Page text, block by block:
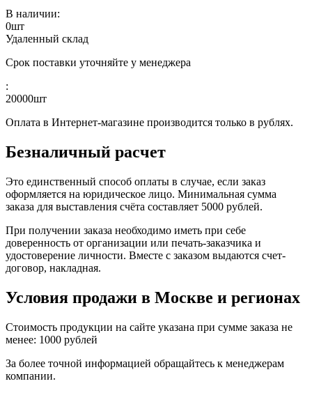
В наличии:
0шт
Удаленный склад
Срок поставки уточняйте у менеджера
:
20000шт
Оплата в Интернет-магазине производится только в рублях.
Безналичный расчет
Это единственный способ оплаты в случае, если заказ
оформляется на юридическое лицо. Минимальная сумма
заказа для выставления счёта составляет 5000 рублей.
При получении заказа необходимо иметь при себе
доверенность от организации или печать-заказчика и
удостоверение личности. Вместе с заказом выдаются счет-
договор, накладная.
Условия продажи в Москве и регионах
Стоимость продукции на сайте указана при сумме заказа не
менее: 1000 рублей
За более точной информацией обращайтесь к менеджерам
компании.